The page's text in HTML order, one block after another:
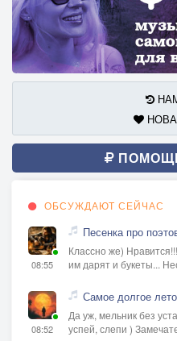
ОБСУЖДАЮТ СЕЙЧАС
08:55
Песенка про
Классно же)
им дарят и букеты...
08:52
Самое долгое
Да уж, мельник без
успей, слепи )